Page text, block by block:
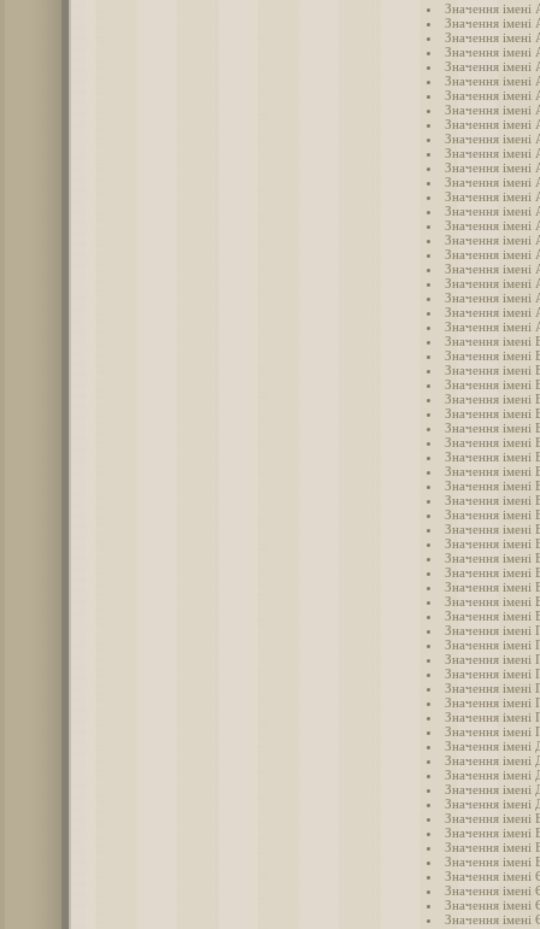
Значення імені
Значення імені
Значення імені
Значення імені
Значення імені
Значення імені
Значення імені
Значення імені
Значення імені
Значення імені
Значення імені
Значення імені
Значення імені
Значення імені
Значення імені
Значення імені
Значення імені
Значення імені
Значення імені
Значення імені
Значення імені
Значення імені
Значення імені
Значення імені
Значення імені
Значення імені
Значення імені
Значення імені
Значення імені
Значення імені
Значення імені
Значення імені
Значення імені
Значення імені
Значення імені
Значення імені
Значення імені
Значення імені
Значення імені
Значення імені
Значення
Значення імені
Значення імені
Значення імені
Значення імені
Значення імені
Значення імені
Значення імені
Значення імені
Значення імені
Значення імені
Значення імені
Значення імені
Значення імені
Значення імені
Значення імені
Значення імені
Значення імені
Значення імені
Значення імені
Значення імені
Значення імені
Значення імені
Значення імені